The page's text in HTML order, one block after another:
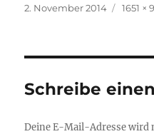
Veröffentlicht
2. November 2014 1651 ×
Schreibe
Deine E-Mail-Adresse